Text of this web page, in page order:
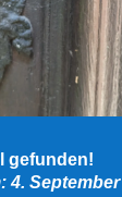
gefunden!
4. September